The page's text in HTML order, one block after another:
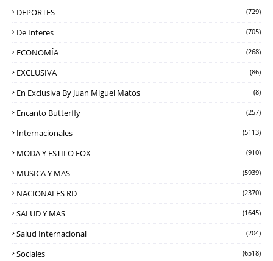
DEPORTES (729)
De Interes (705)
ECONOMÍA (268)
EXCLUSIVA (86)
En Exclusiva By Juan Miguel Matos (8)
Encanto Butterfly (257)
Internacionales (5113)
MODA Y ESTILO FOX (910)
MUSICA Y MAS (5939)
NACIONALES RD (2370)
SALUD Y MAS (1645)
Salud Internacional (204)
Sociales (6518)